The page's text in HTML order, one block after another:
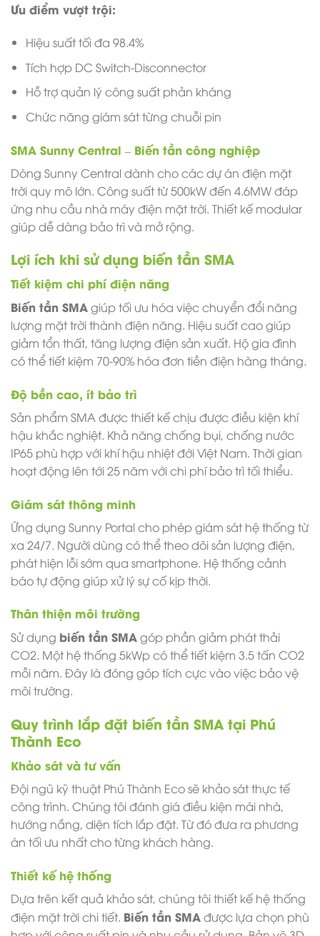
Ưu điểm vượt trội:
Hiệu suất tối đa 98.4%
Tích hợp DC Switch-Disconnector
Hỗ trợ quản lý công suất phản kháng
Chức năng giám sát từng chuỗi pin
SMA Sunny Central – Biến tần công nghiệp
Dòng Sunny Central dành cho các dự án điện mặt
trời quy mô lớn. Công suất từ 500kW đến 4.6MW đáp
ứng nhu cầu nhà máy điện mặt trời. Thiết kế modular
giúp dễ dàng bảo trì và mở rộng.
Lợi ích khi sử dụng biến tần SMA
Tiết kiệm chi phí điện năng
Biến tần SMAgiúp tối ưu hóa việc chuyển đổi năng
lượng mặt trời thành điện năng. Hiệu suất cao giúp
giảm tổn thất, tăng lượng điện sản xuất. Hộ gia đình
có thể tiết kiệm 70-90% hóa đơn tiền điện hàng tháng.
Độ bền cao, ít bảo trì
Sản phẩm SMA được thiết kế chịu được điều kiện khí
hậu khắc nghiệt. Khả năng chống bụi, chống nước
IP65 phù hợp với khí hậu nhiệt đới Việt Nam. Thời gian
hoạt động lên tới 25 năm với chi phí bảo trì tối thiểu.
Giám sát thông minh
Ứng dụng Sunny Portal cho phép giám sát hệ thống từ
xa 24/7. Người dùng có thể theo dõi sản lượng điện,
phát hiện lỗi sớm qua smartphone. Hệ thống cảnh
báo tự động giúp xử lý sự cố kịp thời.
Thân thiện môi trường
Sử dụng biến tần SMAgóp phần giảm phát thải
CO2. Một hệ thống 5kWp có thể tiết kiệm 3.5 tấn CO2
mỗi năm. Đây là đóng góp tích cực vào việc bảo vệ
môi trường.
Quy trình lắp đặt biến tần SMA tại Phú
Thành Eco
Khảo sát và tư vấn
Đội ngũ kỹ thuật Phú Thành Eco sẽ khảo sát thực tế
công trình. Chúng tôi đánh giá điều kiện mái nhà,
hướng nắng, diện tích lắp đặt. Từ đó đưa ra phương
án tối ưu nhất cho từng khách hàng.
Thiết kế hệ thống
Dựa trên kết quả khảo sát, chúng tôi thiết kế hệ thống
điện mặt trời chi tiết. Biến tần SMA được lựa chọn phù